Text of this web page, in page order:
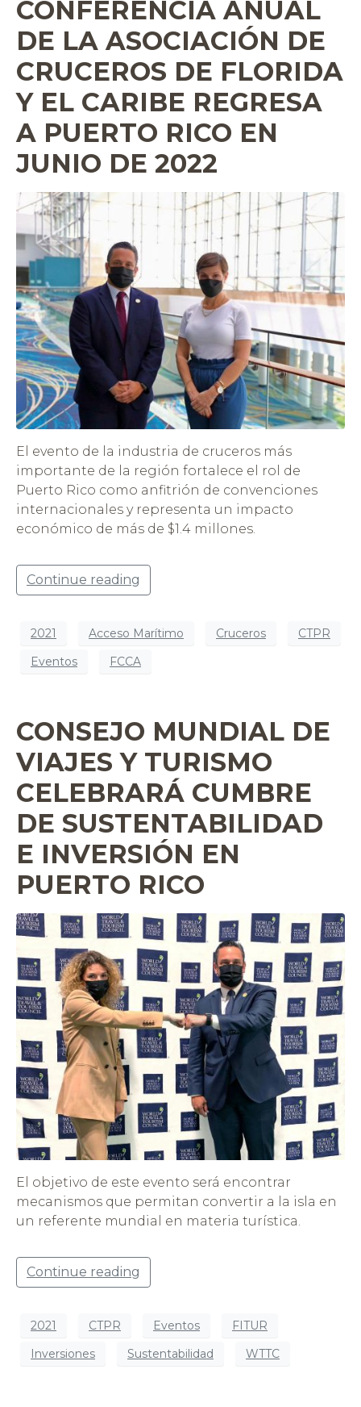
CONFERENCIA ANUAL
DE LA ASOCIACIÓN DE
CRUCEROS DE FLORIDA
Y EL CARIBE REGRESA
A PUERTO RICO EN
JUNIO DE 2022
El evento de la industria de cruceros más
importante de la región fortalece el rol de
Puerto Rico como anfitrión de convenciones
internacionales y representa un impacto
económico de más de $1.4 millones.
Continue reading
2021 Acceso Marítimo Cruceros
CTPR
Eventos
FCCA
CONSEJO MUNDIAL DE
VIAJES Y TURISMO
CELEBRARÁ CUMBRE
DE SUSTENTABILIDAD
E INVERSIÓN EN
PUERTO RICO
El objetivo de este evento será encontrar
mecanismos que permitan convertir a la isla en
un referente mundial en materia turística.
Continue reading
2021 CTPR Eventos
FITUR
Inversiones
Sustentabilidad WTTC